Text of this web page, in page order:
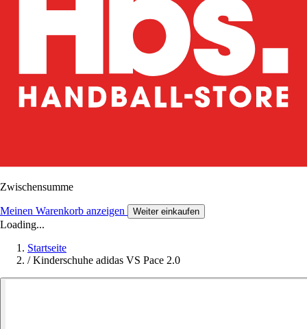
Zwischensumme
Meinen Warenkorb anzeigen Weiter einkaufen
Loading...
Startseite
/ Kinderschuhe adidas VS Pace 2.0